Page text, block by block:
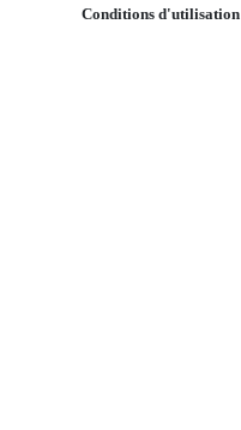
Conditions d'utilisation